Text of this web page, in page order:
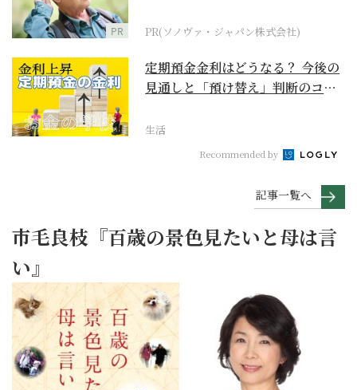
PR PR(ソノヴァ・ジャパン株式会社)
定期預金金利はどうなる？ 今後の
見通しと「預け替え」判断のコツ
生活
Recommended by
記事一覧へ
市毛良枝『百歳の景色見たいと母は言
い』